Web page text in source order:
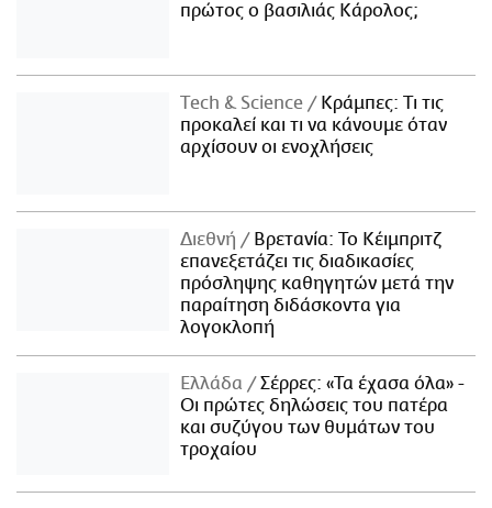
πρώτος ο βασιλιάς Κάρολος;
Τech & Science
Κράμπες: Τι τις
προκαλεί και τι να κάνουμε όταν
αρχίσουν οι ενοχλήσεις
Διεθνή
Βρετανία: Το Κέιμπριτζ
επανεξετάζει τις διαδικασίες
πρόσληψης καθηγητών μετά την
παραίτηση διδάσκοντα για
λογοκλοπή
Ελλάδα
Σέρρες: «Τα έχασα όλα» -
Οι πρώτες δηλώσεις του πατέρα
και συζύγου των θυμάτων του
τροχαίου